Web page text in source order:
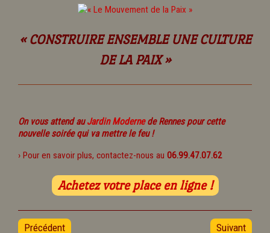
« CONSTRUIRE ENSEMBLE UNE CULTURE
DE LA PAIX »
On vous attend auJardin Modernede Rennes pour cette
nouvelle soirée qui va mettre le feu !
› Pour en savoir plus, contactez-nous au 06.99.47.07.62
Achetez votre place en ligne !
Précédent Suivant